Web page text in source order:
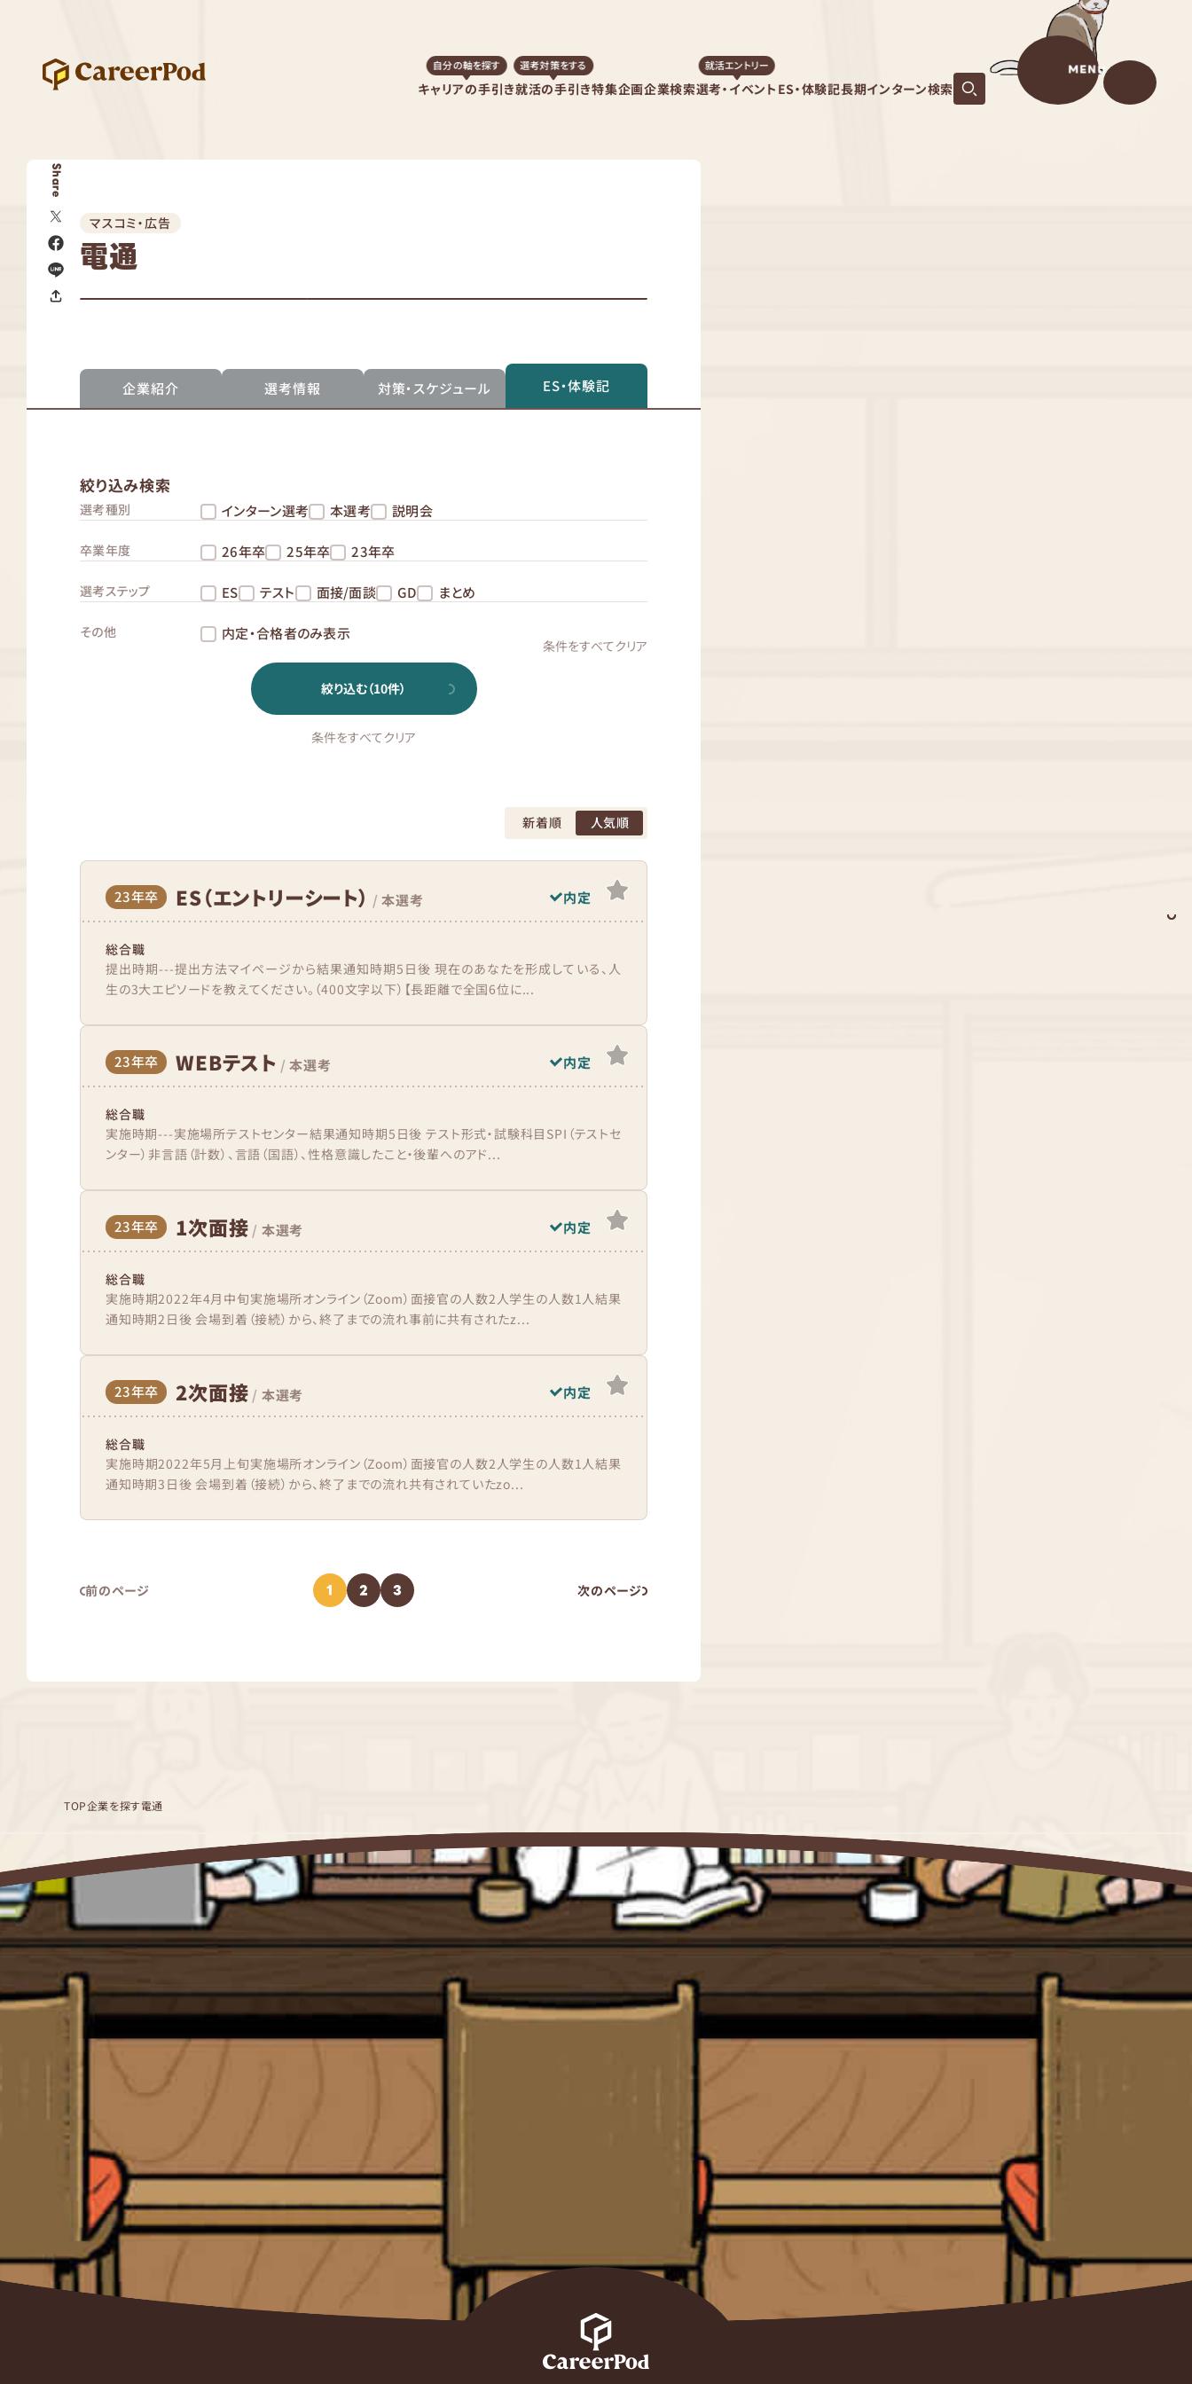
キャリアの手引き
自分の軸を探す
就活の手引き
選考対策をする
特集企画企業検索選考・イベント
就活エントリー
ES・体験記長期インターン検索
MENU
Share
マスコミ・広告
電通
企業紹介 選考情報 対策・スケジュール ES・体験記
絞り込み検索
選考種別 インターン選考 本選考 説明会
卒業年度 26年卒 25年卒 23年卒
選考ステップ ES テスト 面接/面談 GD まとめ
その他 内定・合格者のみ表示
条件をすべてクリア
絞り込む（10件）
条件をすべてクリア
新着順 人気順
23年卒 ES（エントリーシート） / 本選考 内定
総合職
提出時期---提出方法マイページから結果通知時期5日後 現在のあなたを形成している、人
生の3大エピソードを教えてください。（400文字以下）【長距離で全国6位に...
23年卒 WEBテスト / 本選考 内定
総合職
実施時期---実施場所テストセンター結果通知時期5日後 テスト形式・試験科目SPI（テストセ
ンター）非言語（計数）、言語（国語）、性格意識したこと・後輩へのアド...
23年卒 1次面接 / 本選考 内定
総合職
実施時期2022年4月中旬実施場所オンライン（Zoom）面接官の人数2人学生の人数1人結果
通知時期2日後 会場到着（接続）から、終了までの流れ事前に共有されたz...
23年卒 2次面接 / 本選考 内定
総合職
実施時期2022年5月上旬実施場所オンライン（Zoom）面接官の人数2人学生の人数1人結果
通知時期3日後 会場到着（接続）から、終了までの流れ共有されていたzo...
前のページ 1 2 3 次のページ
TOP企業を探す電通